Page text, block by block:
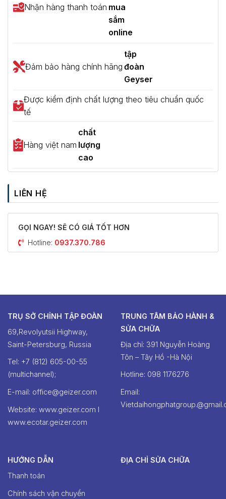
Nhận hàng thanh toán mua
sắm
online
Đảm bảo hàng chính hãng
tập
đoàn
Geyser
Được kiểm định chất lượng theo tiêu chuẩn quốc
tế
Hàng việt nam
chất
lượng
cao
LIÊN HỆ
GỌI NGAY! SẼ CÓ GIÁ TỐT HƠN
Hotline: 0937.370.786
TRỤ SỞ CHỈNH TẬP ĐOÀN
69,Revolyutsii Highway,
Saint-Petersburg, Russia
Tel: +7 (812) 605-00-55
(multichannel);
E-mail: office@geizer.com
Website: www.geizer.com I
www.ecotar.geizer.com
TRUNG TÂM BẢO HÀNH &
SỬA CHỮA
Địa chỉ: 391 Nguyễn Hoàng
Tôn – Tây Hồ -Hà Nội
Hotline: ‭098 1176276‬
Email:
HƯỚNG DẪN
Thanh toán
Chính sách vận chuyển
ĐỊA CHỈ SỬA CHỮA